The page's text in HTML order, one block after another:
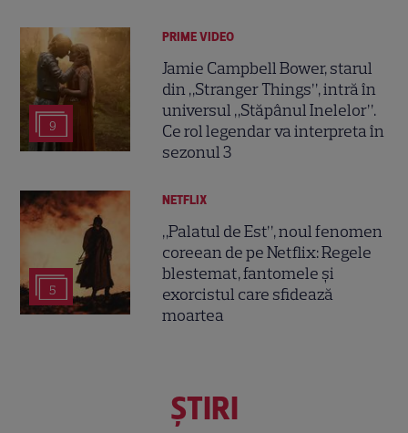
9
PRIME VIDEO
Jamie Campbell Bower, starul
din „Stranger Things”, intră în
universul „Stăpânul Inelelor”.
Ce rol legendar va interpreta în
sezonul 3
5
NETFLIX
„Palatul de Est”, noul fenomen
coreean de pe Netflix: Regele
blestemat, fantomele și
exorcistul care sfidează
moartea
ŞTIRI